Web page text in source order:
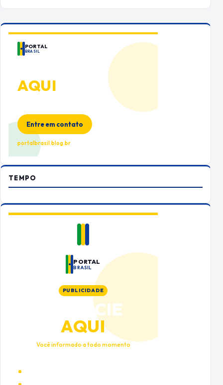
PORTAL
BRASIL
AQUI
Entre em contato
portalbrasil.blog.br
TEMPO
PORTAL
BRASIL
PUBLICIDADE
ANUNCIE
AQUI
Você informado a todo momento